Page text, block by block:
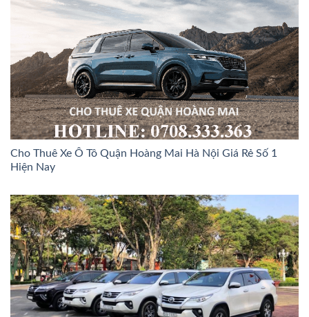
Cho Thuê Xe Ô Tô Quận Hoàng Mai Hà Nội Giá Rẻ Số 1
Hiện Nay